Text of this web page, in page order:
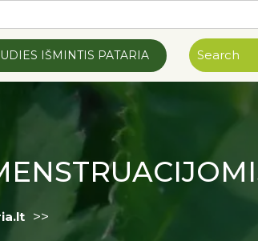
IŠMINTIS PATARIA
>>